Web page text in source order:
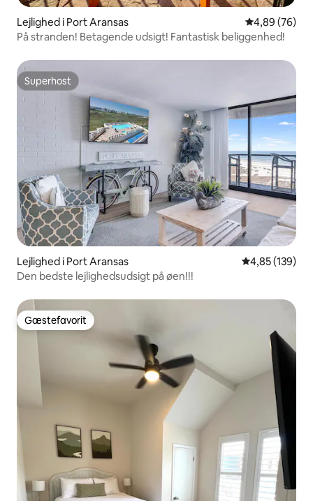
Lejlighed i Port Aransas 4,89 ud af 5 i
4,89 (76)
På stranden! Betagende udsigt! Fantastisk beliggenhed!
Superhost
Superhost
Lejlighed i Port Aransas 4,85 ud af 5 i
4,85 (139)
Den bedste lejlighedsudsigt på øen!!!
Gæstefavorit
Gæstefavorit